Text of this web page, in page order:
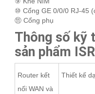
⑩ Cổng GE 0/0/0 RJ-45
⑪ Cổng phụ
Thông số kỹ
sản phẩm
Router kết
nối WAN và
Thiết kế